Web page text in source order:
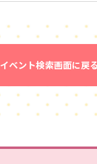
イベント検索画面に戻る